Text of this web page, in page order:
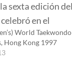
World Taekwondo
Hong Kong 1997